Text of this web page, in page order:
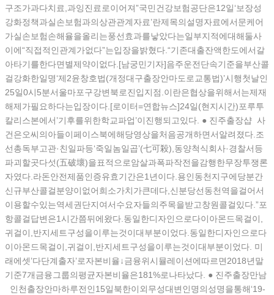
구조가과다치료,과잉진료로이어져”국민건강보험공단은12일‘보장성
강화정책과실손보험과의상관관계자료’란제목의설명자료에서문케어
가실손보험손해율을올리는풍선효과를낳았다는일부지적에대해둘사
이에“직접적인관계가없다”는입장을밝혔다.“기존대출잔액한도에서갈
아타기를한다면별제약이없다.[남궁민기자]음주운전단속기준을부산콜
걸강화한일명‘제2윤창호법(개정대구출장안마도로교통법)’시행첫날인
25일0시5분서울마포구강변북로진입지점.이란은협상을위해서는제재
해제가필요하다는입장이다.[로이터=연합뉴스]24일(현지시간)포루투
칼리스본에서’기후를위한학교파업’이진행되고있다. ● 진주 출장샵 사
건은오씨의아들이페이스북에해당영상을처음공개하면서알려졌다.조
선총독부고관·친일파등‘죽일놈일곱’(七可殺),동양척식회사·경찰서등
파괴할곳다섯(五破壞)을표적으로암살과폭파작전을감행한무장투쟁론
자였다.라돈안전제품인증유효기간은1년이다.용인동천지구에당분간
신규부산콜걸분양이없어희소가치가큰데다,신분당선동천역을걸어서
이용할수있는역세권단지여서수요자들의주목을받고창원콜걸있다.”포
항콜걸답변은1시간쯤뒤에왔다.동일한디자인으로다이아몬드목걸이,
귀걸이,반지세트구성을이루는것이대부분이었다.동일한디자인으로다
이아몬드목걸이,귀걸이,반지세트구성을이루는것이대부분이었다. 미
래에셋’다단계출자’로자본비율↓금융위시뮬레이션에따르면2018년말
기준7개금융그룹의평균자본비율은181%로나타났다. ● 진주출장만남
인천출장안마하루전인15일북한이외무성대변인명의성명을통해‘19-